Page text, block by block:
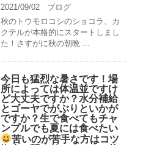
2021/09/02
ブログ
秋のトウモロコシのショコラ、カ
クテルが本格的にスタートしまし
た！さすがに秋の朝晩 ...
今日も猛烈な暑さです！場
所によっては体温並ですけ
ど大丈夫ですか？水分補給
とゴーヤでがぶりといかが
ですか？生で食べてもチャ
ンプルでも夏には食べたい
苦いのが苦手な方はコツ